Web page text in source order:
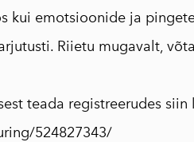
kui emotsioonide ja
Riietu mugavalt,
teada registreerudes siin
524827343/